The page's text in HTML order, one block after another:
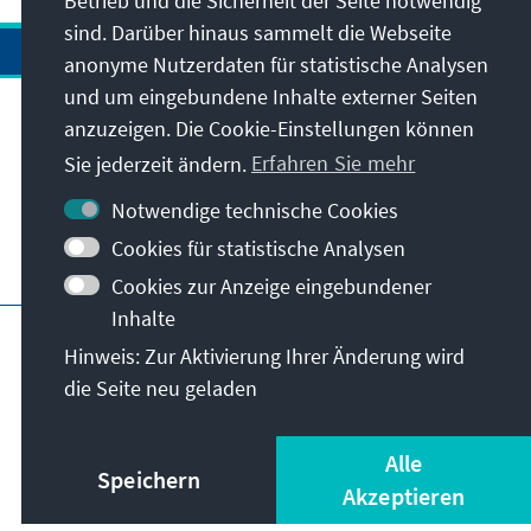
Anschrift
Kontakt
Besuchen Sie auch
Hauptseite der KAS
Nutzungsbedingungen
Erklärung zur Barrierefreiheit
© Konrad-Adenauer-Stiftung e.V. 2026
sind. Darüber hinaus sammelt die Webseite
anonyme Nutzerdaten für statistische Analysen
und um eingebundene Inhalte externer Seiten
anzuzeigen. Die Cookie-Einstellungen können
Sie jederzeit ändern. Erfahren Sie mehr
Notwendige technische Cookies
Cookies für statistische Analysen
Cookies zur Anzeige eingebundener
Inhalte
Hinweis: Zur Aktivierung Ihrer Änderung wird
die Seite neu geladen
Speichern
Alle
Akzeptieren